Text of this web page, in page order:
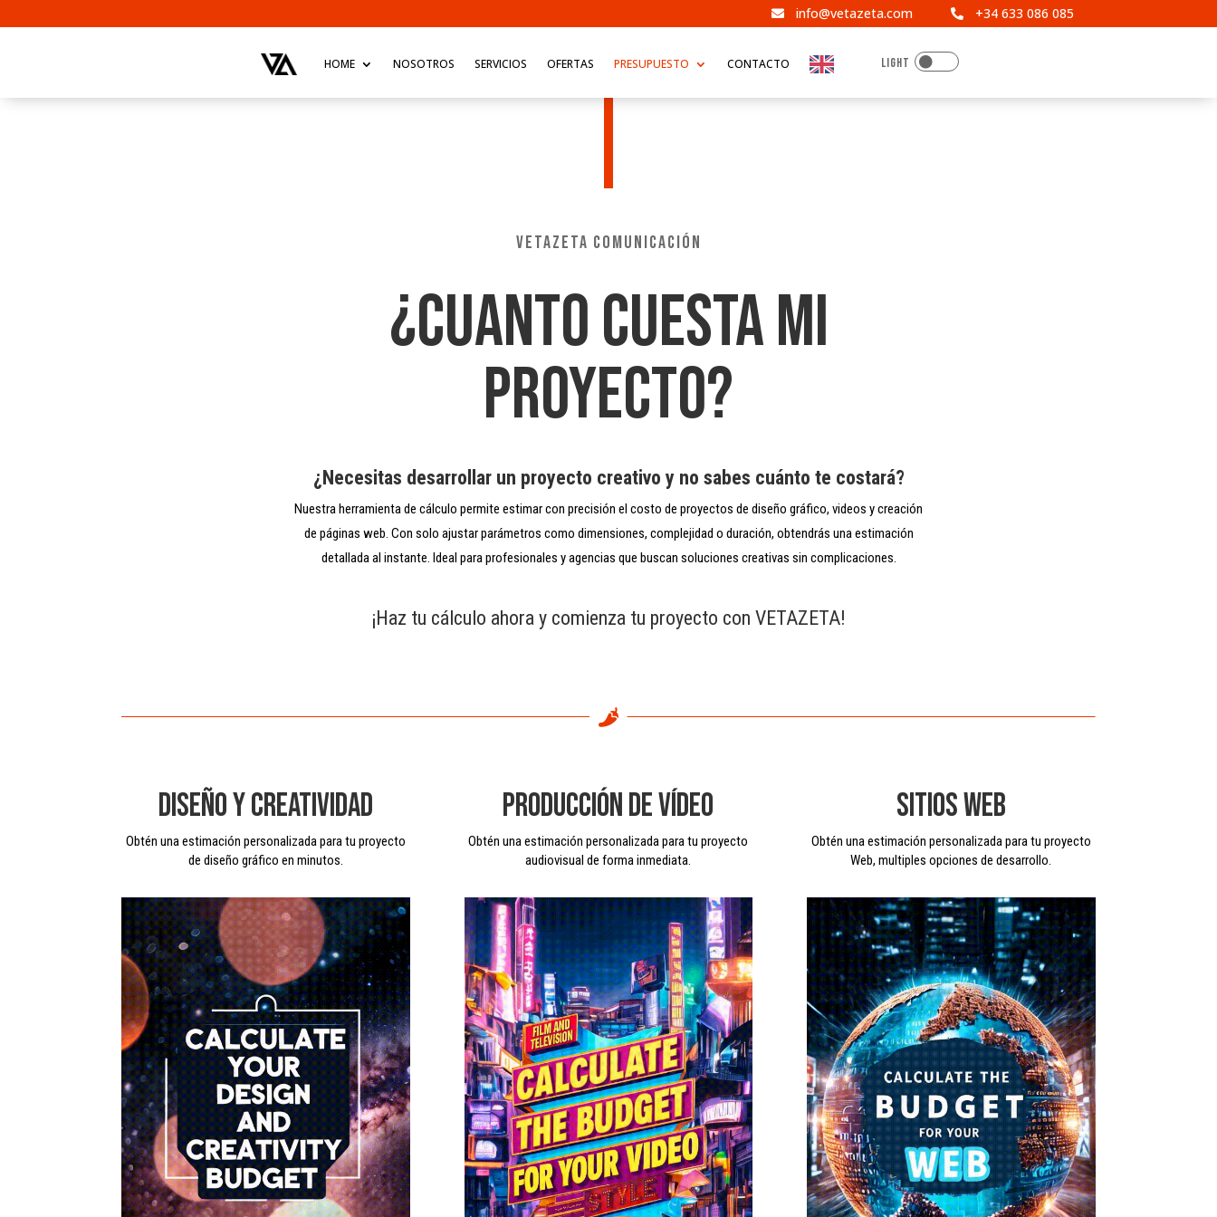
 info@vetazeta.com  +34 633 086 085
HOME NOSOTROS SERVICIOS OFERTAS PRESUPUESTO CONTACTO 
VETAZETA COMUNICACIÓN
¿CUANTO CUESTA MI
PROYECTO?
¿Necesitas desarrollar un proyecto creativo y no sabes cuánto te costará?
Nuestra herramienta de cálculo permite estimar con precisión el costo de proyectos de diseño gráfico, videos y creación
de páginas web. Con solo ajustar parámetros como dimensiones, complejidad o duración, obtendrás una estimación
detallada al instante. Ideal para profesionales y agencias que buscan soluciones creativas sin complicaciones.
¡Haz tu cálculo ahora y comienza tu proyecto con VETAZETA!

DISEÑO Y CREATIVIDAD
Obtén una estimación personalizada para tu proyecto
de diseño gráfico en minutos.
PRODUCCIÓN DE VÍDEO
Obtén una estimación personalizada para tu proyecto
audiovisual de forma inmediata.
SITIOS WEB
Obtén una estimación personalizada para tu proyecto
Web, multiples opciones de desarrollo.